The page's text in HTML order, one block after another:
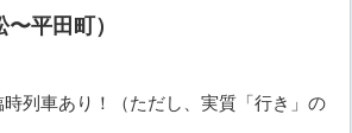
平田町）
列車あり！（ただし、実質「行き」の